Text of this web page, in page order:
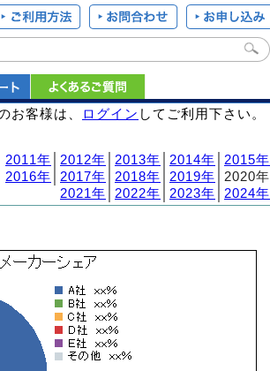
お客様は、 ログイン してご利用下さい。
2011年 2012年 2013年 2014年
2015年
2016年
2017年 2018年 2019年 │2020年
2021年
2022年 2023年 2024年